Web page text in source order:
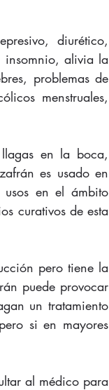
diurético,
insomnio, alivia la
problemas de
menstruales,
en la boca,
es usado en
usos en el ámbito
curativos de esta
pero tiene la
puede provocar
un tratamiento
si en mayores
al médico para